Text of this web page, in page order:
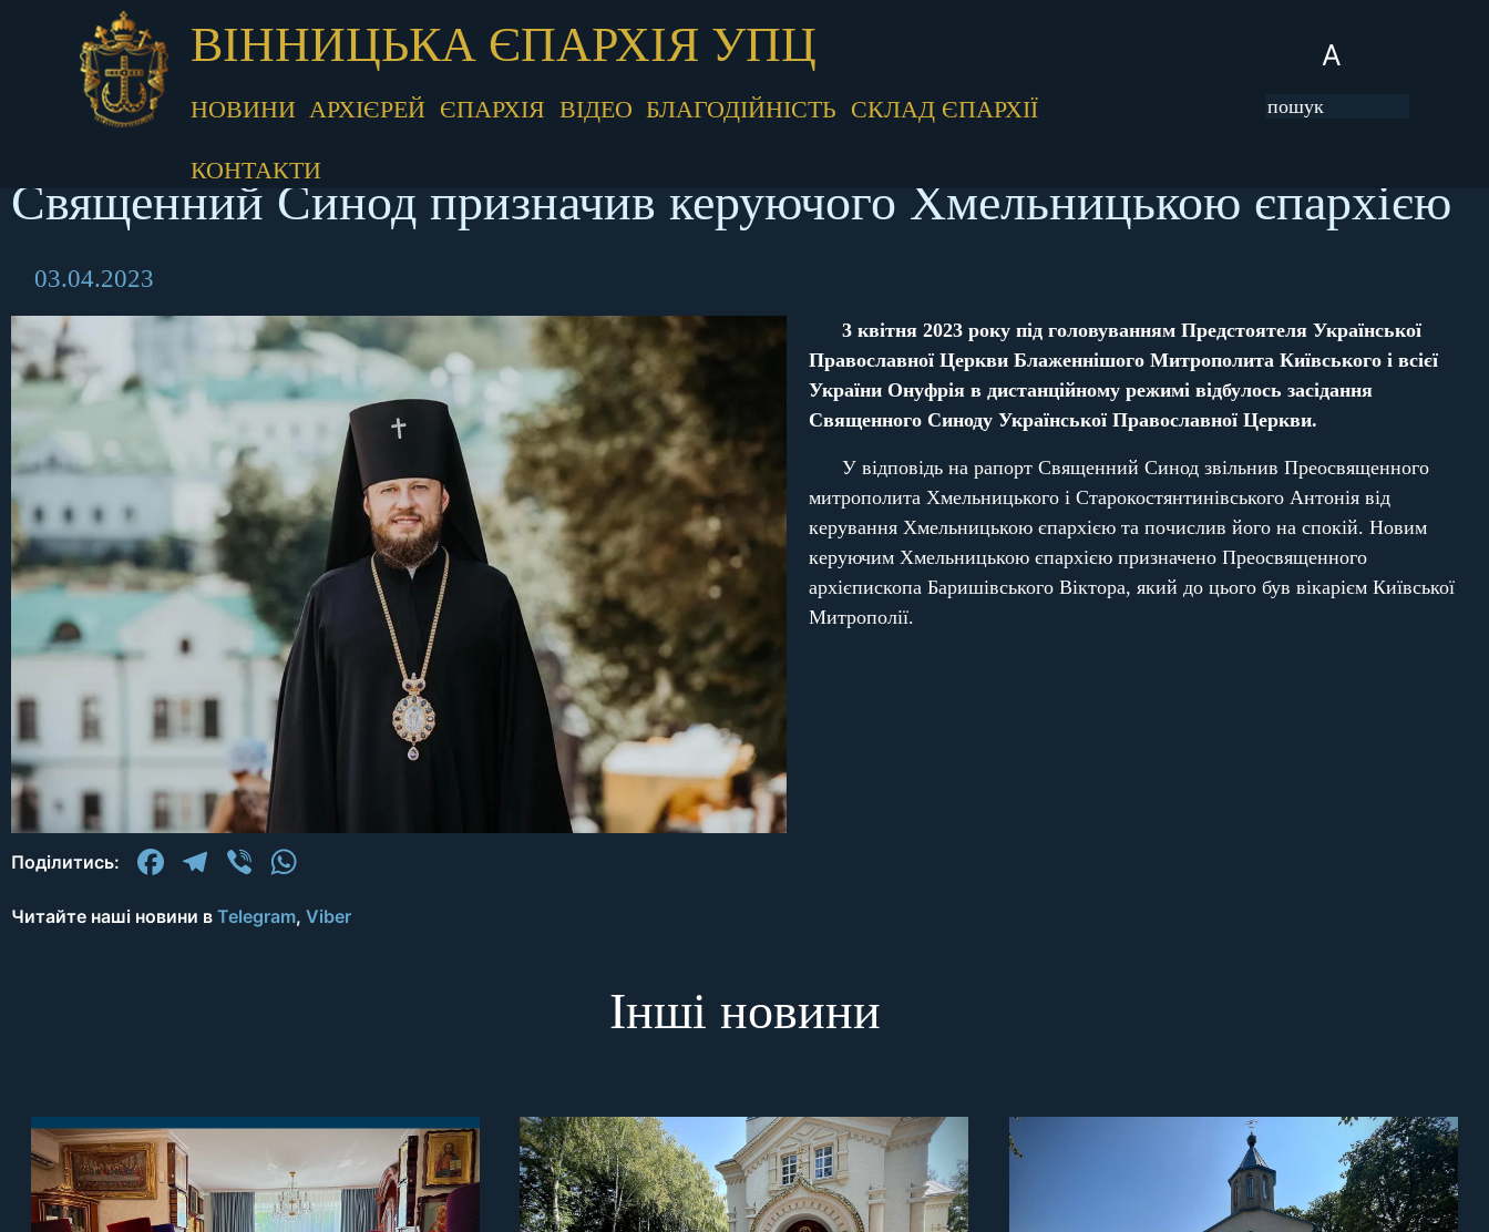
A
ВІННИЦЬКА ЄПАРХІЯ УПЦ
НОВИНИ АРХІЄРЕЙ ЄПАРХІЯ ВІДЕО БЛАГОДІЙНІСТЬ СКЛАД ЄПАРХІЇ
КОНТАКТИ
Священний Синод призначив керуючого Хмельницькою єпархією
03.04.2023
3 квітня 2023 року під головуванням Предстоятеля Української
Православної Церкви Блаженнішого Митрополита Київського і всієї
України Онуфрія в дистанційному режимі відбулось засідання
Священного Синоду Української Православної Церкви.
У відповідь на рапорт Священний Синод звільнив Преосвященного
митрополита Хмельницького і Старокостянтинівського Антонія від
керування Хмельницькою єпархією та почислив його на спокій. Новим
керуючим Хмельницькою єпархією призначено Преосвященного
архієпископа Баришівського Віктора, який до цього був вікарієм Київської
Митрополії.
Поділитись: Facebook
Telegram
Viber
Читайте наші новини в Telegram, Viber
Інші новини